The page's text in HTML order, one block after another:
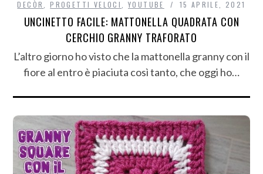
DECÒR ,PROGETTI VELOCI YOUTUBE 15 APRILE, 2021
UNCINETTO FACILE: MATTONELLA QUADRATA CON
CERCHIO GRANNY TRAFORATO
L’altro giorno ho visto che la mattonella granny con il
fiore al entro è piaciuta così tanto, che oggi ho…